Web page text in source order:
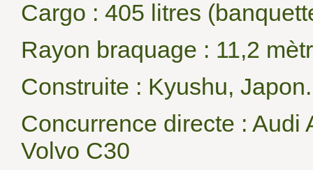
Cargo : 405 litres
Rayon braquage : 11,2
Construite : Kyushu, Japon.
Concurrence directe : Audi
Volvo C30